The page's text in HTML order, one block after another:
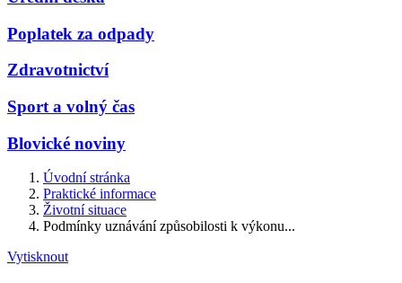
Poplatek za odpady
Zdravotnictví
Sport a volný čas
Blovické noviny
Úvodní stránka
Praktické informace
Životní situace
Podmínky uznávání způsobilosti k výkonu...
Vytisknout